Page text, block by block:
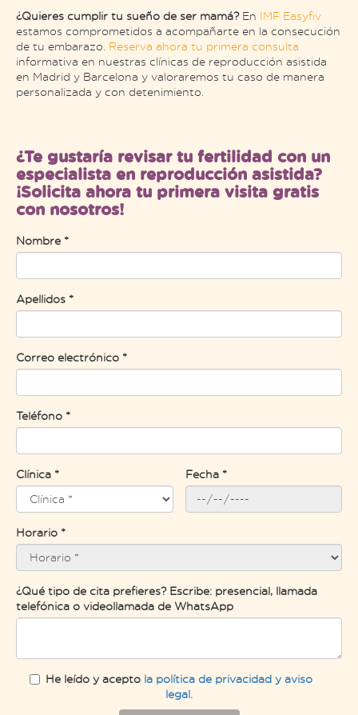
¿Quieres cumplir tu sueño de ser mamá?En IMF Easyfiv
estamos comprometidos a acompañarte en la consecución
de tu embarazo. Reserva ahora tu primera consulta
informativa en nuestras clínicas de reproducción asistida
en Madrid y Barcelona y valoraremos tu caso de manera
personalizada y con detenimiento.
¿Te gustaría revisar tu fertilidad con un
especialista en reproducción asistida?
¡Solicita ahora tu primera visita gratis
con nosotros!
Nombre *
Apellidos *
Correo electrónico *
Teléfono *
Clínica * Fecha *
Horario *
¿Qué tipo de cita prefieres? Escribe: presencial, llamada
telefónica o videollamada de WhatsApp
He leído y acepto la política de privacidad y aviso
legal.